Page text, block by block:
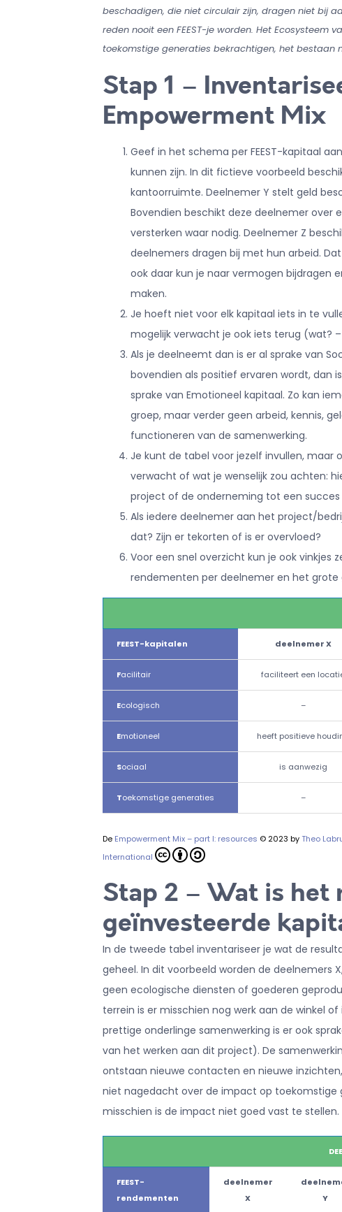
beschadigen, die niet circulair zijn, dragen niet bij
reden nooit een FEEST-je worden. Het
toekomstige generaties bekrachtigen, het bestaan
Stap 1 –
Empowerment Mix
Geef in het schema per FEEST-kapitaal
kunnen zijn. In dit fictieve voorbeeld
kantoorruimte. Deelnemer Y stelt geld
Bovendien beschikt deze deelnemer
versterken waar nodig. Deelnemer Z
deelnemers dragen bij met hun arbeid.
ook daar kun je naar vermogen bijdragen
maken.
Je hoeft niet voor elk kapitaal iets in te
mogelijk verwacht je ook iets terug (wat?
Als je deelneemt dan is er al sprake van
bovendien als positief ervaren wordt, dan
sprake van Emotioneel kapitaal. Zo kan
groep, maar verder geen arbeid, kennis,
functioneren van de samenwerking.
Je kunt de tabel voor jezelf invullen, maar
verwacht of wat je wenselijk zou achten:
project of de onderneming tot een
Als iedere deelnemer aan het project/
dat? Zijn er tekorten of is er overvloed?
Voor een snel overzicht kun je ook vinkjes
rendementen per deelnemer en het
FEEST-kapitalen deelnemer X
Facilitair faciliteert een
Ecologisch –
Emotioneel heeft positieve
Sociaal is aanwezig
Toekomstige generaties –
De Empowerment Mix – part I: resources © 2023 byTheo
International
Stap 2 – Wat is het
geïnvesteerde
In de tweede tabel inventariseer je wat de
geheel. In dit voorbeeld worden de deelnemers
geen ecologische diensten of goederen
terrein is er misschien nog werk aan de winkel
prettige onderlinge samenwerking is er ook
van het werken aan dit project). De
ontstaan nieuwe contacten en nieuwe
niet nagedacht over de impact op toekomstige
misschien is de impact niet goed vast te
FEEST-
rendementen
deelnemer
X
Y